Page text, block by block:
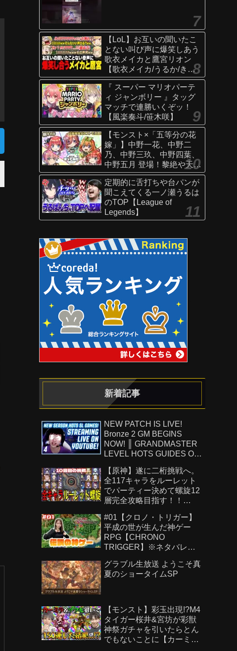
【LoL】お互いの聞いたこ
とない叫び声に爆笑しあう
歌衣メイカと鷹宮リオン
【歌衣メイカ/うるか/きな
こ/ありさか/鷹宮リオン】
『 スーパー マリオパーテ
ィ ジャンボリー 』タッグ
マッチで連勝いくぞッ！
【風楽奏斗/笹木咲】
【モンスト×「五等分の花
嫁」】中野一花、中野二
乃、中野三玖、中野四葉、
中野五月 登場！黎絶や天魔
の孤城〜空中庭園〜などで
活躍！オリジナルSSにも注
目！【新キャラ使ってみた
｜モンスト公式】
定期的に舌打ちや台パンが
聞こえてくる一ノ瀬うるは
のTOP【League of
Legends】
新着記事
NEW PATCH IS LIVE!
Bronze 2 GM BEGINS
NOW! ║ GRANDMASTER
LEVEL HOTS GUIDES ON
【原神】遂に二桁挑戦へ。
全117キャラをルーレット
でパーティー決めて螺旋12
層完全攻略目指す！！
#01【クロノ・トリガー】
平成の世が生んだ神ゲー
RPG【CHRONO
TRIGGER】※ネタバレあ
グラブル生放送 ようこそ真
夏のショータイムSP
【モンスト】彩玉出現!?M4
タイガー桜井&宮坊が彩獣
神祭ガチャを引いたらとん
でもないことに【カーミラ/